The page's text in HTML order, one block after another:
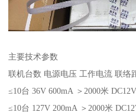
主要技术参数
联机台数 电源电压 工作电流 联络
≤10台 36V 600mA ＞2000米
≤10台 127V 200mA ＞2000米